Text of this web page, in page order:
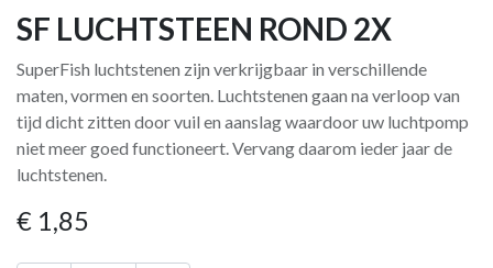
SF LUCHTSTEEN ROND 2X
SuperFish luchtstenen zijn verkrijgbaar in verschil­lende
maten, vormen en soorten. Luchtstenen gaan na verloop van
tijd dicht zitten door vuil en aanslag waardoor uw luchtpomp
niet meer goed functioneert. Vervang daarom ieder jaar de
luchtstenen.
€ 1,85